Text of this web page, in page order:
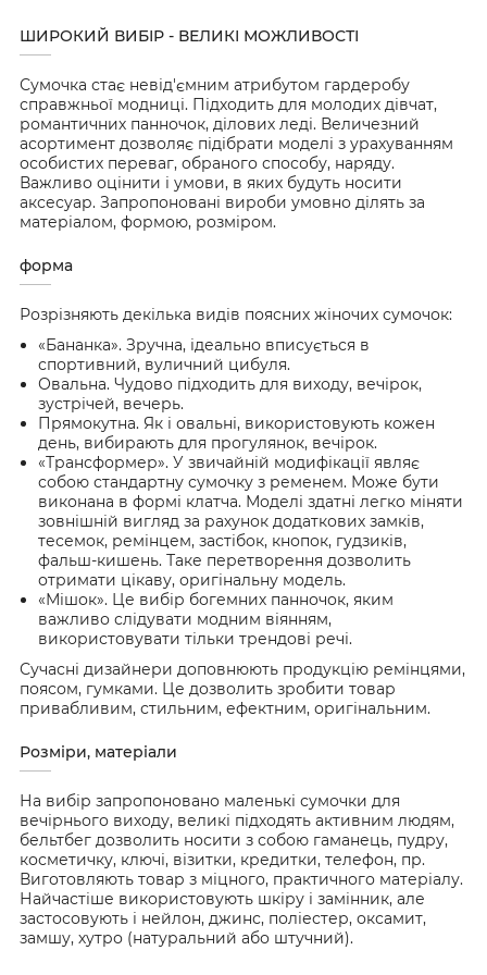
ШИРОКИЙ ВИБІР - ВЕЛИКІ МОЖЛИВОСТІ
Сумочка стає невід'ємним атрибутом гардеробу
справжньої модниці. Підходить для молодих дівчат,
романтичних панночок, ділових леді. Величезний
асортимент дозволяє підібрати моделі з урахуванням
особистих переваг, обраного способу, наряду.
Важливо оцінити і умови, в яких будуть носити
аксесуар. Запропоновані вироби умовно ділять за
матеріалом, формою, розміром.
форма
Розрізняють декілька видів поясних жіночих сумочок:
«Бананка». Зручна, ідеально вписується в
спортивний, вуличний цибуля.
Овальна. Чудово підходить для виходу, вечірок,
зустрічей, вечерь.
Прямокутна. Як і овальні, використовують кожен
день, вибирають для прогулянок, вечірок.
«Трансформер». У звичайній модифікації являє
собою стандартну сумочку з ременем. Може бути
виконана в формі клатча. Моделі здатні легко міняти
зовнішній вигляд за рахунок додаткових замків,
тесемок, ремінцем, застібок, кнопок, гудзиків,
фальш-кишень. Таке перетворення дозволить
отримати цікаву, оригінальну модель.
«Мішок». Це вибір богемних панночок, яким
важливо слідувати модним віянням,
використовувати тільки трендові речі.
Сучасні дизайнери доповнюють продукцію ремінцями,
поясом, гумками. Це дозволить зробити товар
привабливим, стильним, ефектним, оригінальним.
Розміри, матеріали
На вибір запропоновано маленькі сумочки для
вечірнього виходу, великі підходять активним людям,
бельтбег дозволить носити з собою гаманець, пудру,
косметичку, ключі, візитки, кредитки, телефон, пр.
Виготовляють товар з міцного, практичного матеріалу.
Найчастіше використовують шкіру і замінник, але
застосовують і нейлон, джинс, поліестер, оксамит,
замшу, хутро (натуральний або штучний).